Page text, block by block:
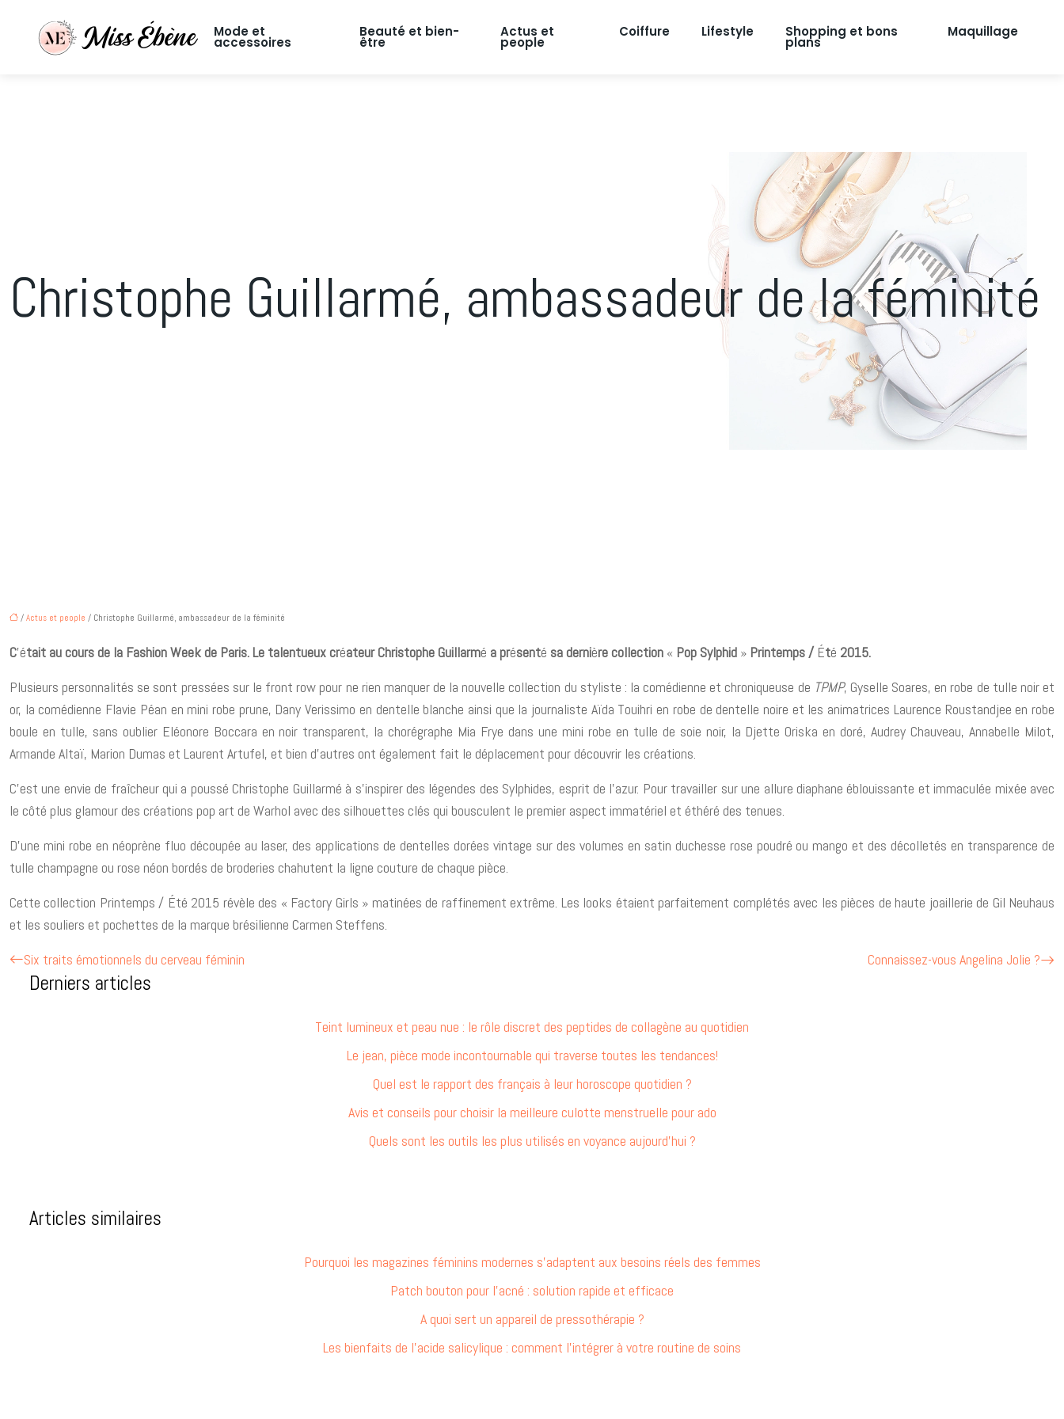
Mode et
accessoires
Beauté et bien-
être
Actus et
people
Coiffure Lifestyle Shopping et bons
plans
Maquillage
Christophe Guillarmé, ambassadeur de la féminité
/ Actus et people / Christophe Guillarmé, ambassadeur de la féminité
C’était au cours de la Fashion Week de Paris. Le talentueux créateur Christophe Guillarmé a présenté sa dernière collection « Pop Sylphid » Printemps / Été 2015.
Plusieurs personnalités se sont pressées sur le front row pour ne rien manquer de la nouvelle collection du styliste : la comédienne et chroniqueuse de TPMP, Gyselle Soares, en robe de tulle noir et
or, la comédienne Flavie Péan en mini robe prune, Dany Verissimo en dentelle blanche ainsi que la journaliste Aïda Touihri en robe de dentelle noire et les animatrices Laurence Roustandjee en robe
boule en tulle, sans oublier Eléonore Boccara en noir transparent, la chorégraphe Mia Frye dans une mini robe en tulle de soie noir, la Djette Oriska en doré, Audrey Chauveau, Annabelle Milot,
Armande Altaï, Marion Dumas et Laurent Artufel, et bien d’autres ont également fait le déplacement pour découvrir les créations.
C’est une envie de fraîcheur qui a poussé Christophe Guillarmé à s’inspirer des légendes des Sylphides, esprit de l’azur. Pour travailler sur une allure diaphane éblouissante et immaculée mixée avec
le côté plus glamour des créations pop art de Warhol avec des silhouettes clés qui bousculent le premier aspect immatériel et éthéré des tenues.
D’une mini robe en néoprène fluo découpée au laser, des applications de dentelles dorées vintage sur des volumes en satin duchesse rose poudré ou mango et des décolletés en transparence de
tulle champagne ou rose néon bordés de broderies chahutent la ligne couture de chaque pièce.
Cette collection Printemps / Été 2015 révèle des « Factory Girls » matinées de raffinement extrême. Les looks étaient parfaitement complétés avec les pièces de haute joaillerie de Gil Neuhaus
et les souliers et pochettes de la marque brésilienne Carmen Steffens.
Six traits émotionnels du cerveau féminin
Connaissez-vous Angelina Jolie ?
Derniers articles
Teint lumineux et peau nue : le rôle discret des peptides de collagène au quotidien
Le jean, pièce mode incontournable qui traverse toutes les tendances!
Quel est le rapport des français à leur horoscope quotidien ?
Avis et conseils pour choisir la meilleure culotte menstruelle pour ado
Quels sont les outils les plus utilisés en voyance aujourd’hui ?
Articles similaires
Pourquoi les magazines féminins modernes s’adaptent aux besoins réels des femmes
Patch bouton pour l’acné : solution rapide et efficace
A quoi sert un appareil de pressothérapie ?
Les bienfaits de l’acide salicylique : comment l’intégrer à votre routine de soins